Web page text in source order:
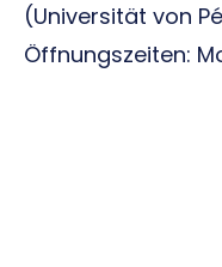
(Universität von
Öffnungszeiten: